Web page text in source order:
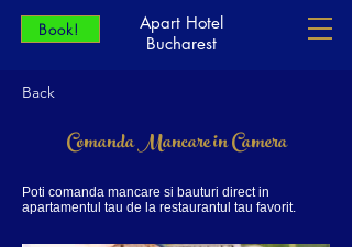
Apart Hotel
Bucharest
Book!
Back
Comanda Mancare in Camera
Poti comanda mancare si bauturi direct in
apartamentul tau de la restaurantul tau favorit.